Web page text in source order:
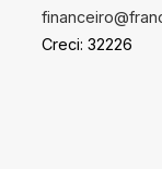
Creci: 32226